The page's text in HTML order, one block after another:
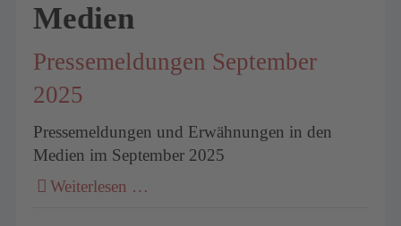
Medien
Pressemeldungen September
2025
Pressemeldungen und Erwähnungen in den
Medien im September 2025
Weiterlesen …